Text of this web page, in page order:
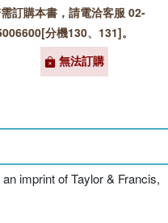
訂購本書，請電洽客服 02-
分機130、131]。
無法訂購
imprint of Taylor & Francis,